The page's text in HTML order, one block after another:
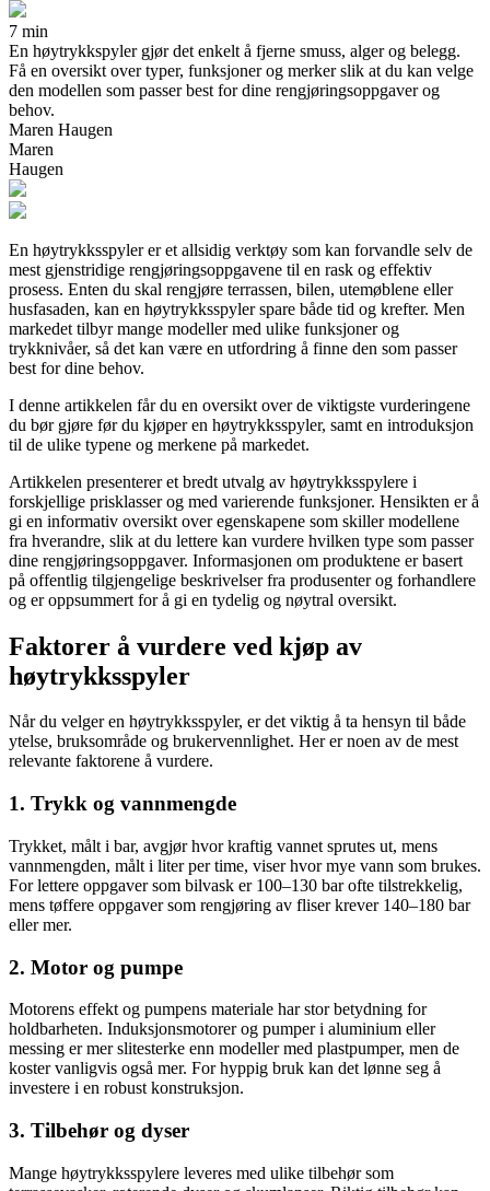
7 min
En høytrykkspyler gjør det enkelt å fjerne smuss, alger og belegg.
Få en oversikt over typer, funksjoner og merker slik at du kan velge
den modellen som passer best for dine rengjøringsoppgaver og
behov.
Maren Haugen
Maren
Haugen
En høytrykksspyler er et allsidig verktøy som kan forvandle selv de
mest gjenstridige rengjøringsoppgavene til en rask og effektiv
prosess. Enten du skal rengjøre terrassen, bilen, utemøblene eller
husfasaden, kan en høytrykksspyler spare både tid og krefter. Men
markedet tilbyr mange modeller med ulike funksjoner og
trykknivåer, så det kan være en utfordring å finne den som passer
best for dine behov.
I denne artikkelen får du en oversikt over de viktigste vurderingene
du bør gjøre før du kjøper en høytrykksspyler, samt en introduksjon
til de ulike typene og merkene på markedet.
Artikkelen presenterer et bredt utvalg av høytrykksspylere i
forskjellige prisklasser og med varierende funksjoner. Hensikten er å
gi en informativ oversikt over egenskapene som skiller modellene
fra hverandre, slik at du lettere kan vurdere hvilken type som passer
dine rengjøringsoppgaver. Informasjonen om produktene er basert
på offentlig tilgjengelige beskrivelser fra produsenter og forhandlere
og er oppsummert for å gi en tydelig og nøytral oversikt.
Faktorer å vurdere ved kjøp av
høytrykksspyler
Når du velger en høytrykksspyler, er det viktig å ta hensyn til både
ytelse, bruksområde og brukervennlighet. Her er noen av de mest
relevante faktorene å vurdere.
1. Trykk og vannmengde
Trykket, målt i bar, avgjør hvor kraftig vannet sprutes ut, mens
vannmengden, målt i liter per time, viser hvor mye vann som brukes.
For lettere oppgaver som bilvask er 100–130 bar ofte tilstrekkelig,
mens tøffere oppgaver som rengjøring av fliser krever 140–180 bar
eller mer.
2. Motor og pumpe
Motorens effekt og pumpens materiale har stor betydning for
holdbarheten. Induksjonsmotorer og pumper i aluminium eller
messing er mer slitesterke enn modeller med plastpumper, men de
koster vanligvis også mer. For hyppig bruk kan det lønne seg å
investere i en robust konstruksjon.
3. Tilbehør og dyser
Mange høytrykksspylere leveres med ulike tilbehør som